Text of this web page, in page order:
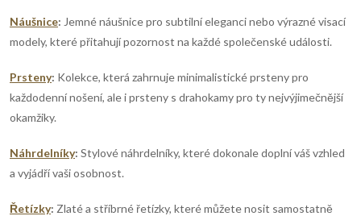
r
v
k
y
v
ý
n
í
Náušnice: Jemné náušnice pro subtilní eleganci nebo výrazné visací
modely, které přitahují pozornost na každé společenské události.
Prsteny: Kolekce, která zahrnuje minimalistické prsteny pro
každodenní nošení, ale i prsteny s drahokamy pro ty nejvýjimečnější
okamžiky.
Náhrdelníky: Stylové náhrdelníky, které dokonale doplní váš vzhled
a vyjádří vaši osobnost.
Řetízky: Zlaté a stříbrné řetízky, které můžete nosit samostatně